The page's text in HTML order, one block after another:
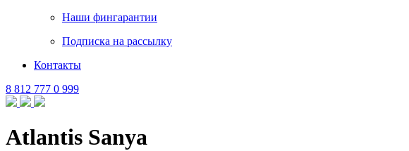
Наши фингарантии
Подписка на рассылку
Контакты
8 812 777 0 999
Atlantis Sanya